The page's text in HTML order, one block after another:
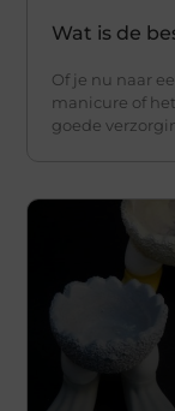
Wat is de
Of je nu naar
manicure of
goede